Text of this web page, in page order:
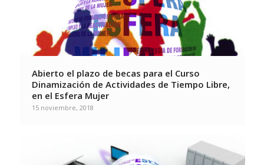
Abierto el plazo de becas para el Curso
Dinamización de Actividades de Tiempo Libre,
en el Esfera Mujer
15 noviembre, 2018